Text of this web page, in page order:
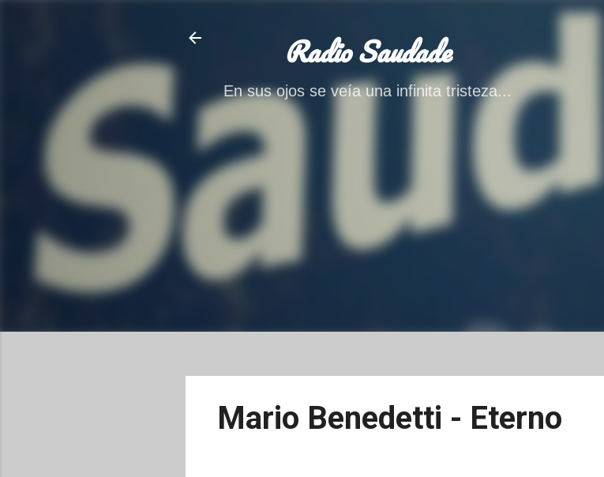
Ir al contenido principal
Radio Saudade
En sus ojos se veía una infinita tristeza...
Mario Benedetti - Eterno